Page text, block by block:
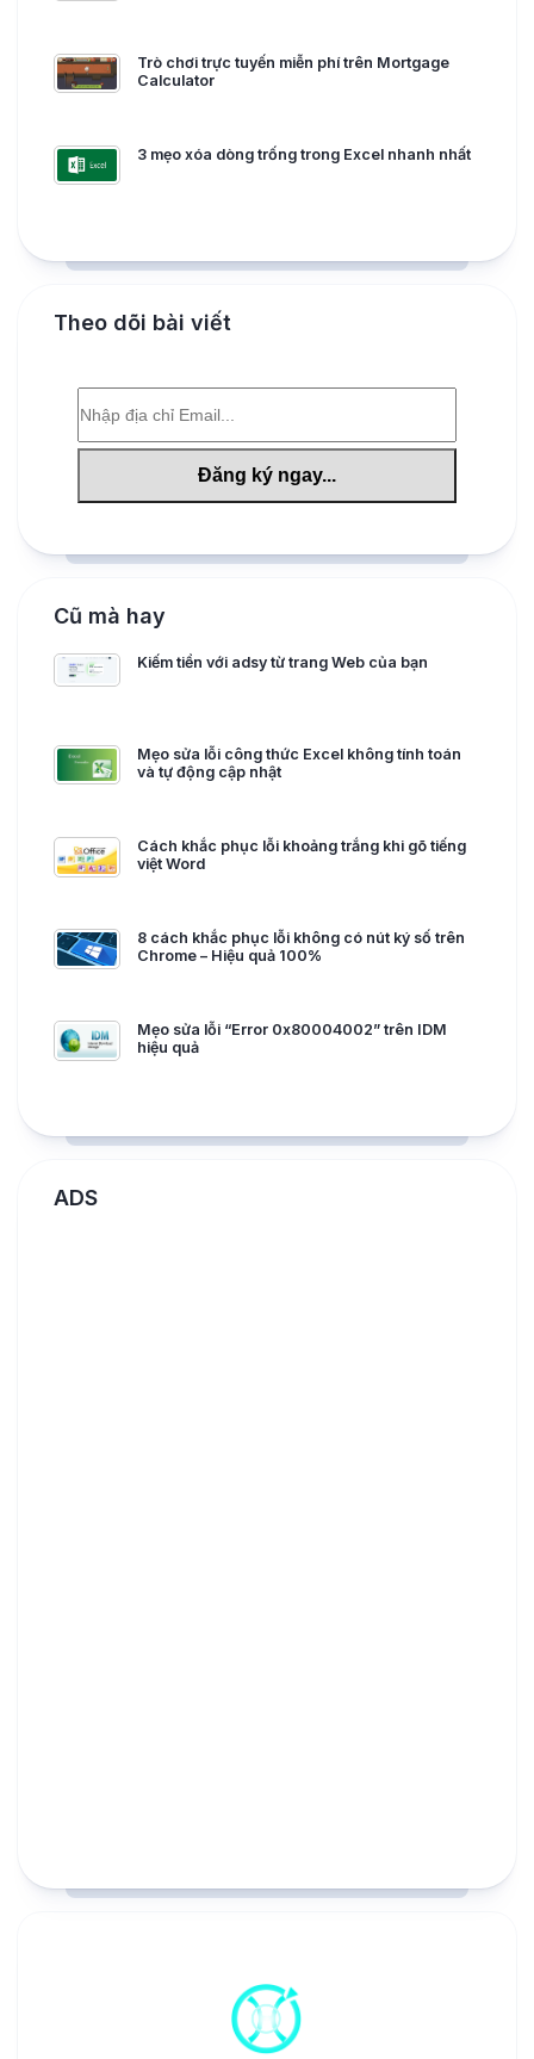
Trò chơi trực tuyến miễn phí trên Mortgage
Calculator
3 mẹo xóa dòng trống trong Excel nhanh nhất
Theo dõi bài viết
Cũ mà hay
Kiếm tiền với adsy từ trang Web của bạn
Mẹo sửa lỗi công thức Excel không tính toán
và tự động cập nhật
Cách khắc phục lỗi khoảng trắng khi gõ tiếng
việt Word
8 cách khắc phục lỗi không có nút ký số trên
Chrome – Hiệu quả 100%
Mẹo sửa lỗi “Error 0x80004002” trên IDM
hiệu quả
ADS